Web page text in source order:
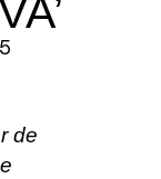
de